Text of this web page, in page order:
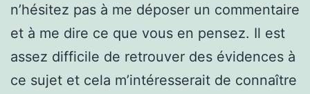
n’hésitez pas à me déposer un commentaire
et à me dire ce que vous en pensez. Il est
assez difficile de retrouver des évidences à
ce sujet et cela m’intéresserait de connaître